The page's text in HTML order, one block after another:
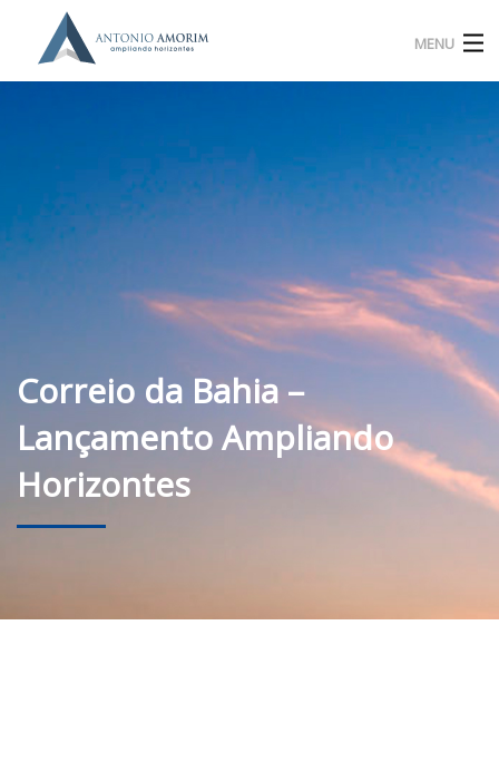
MENU
Experiência Profissional
Método 4C4
Contato
Plataforma
Correio da Bahia –
Lançamento Ampliando
Horizontes